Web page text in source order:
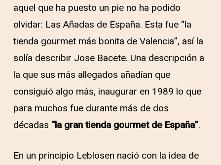
aquel que ha puesto un pie no ha podido
olvidar: Las Añadas de España. Esta fue “la
tienda gourmet más bonita de Valencia”, así la
solía describir Jose Bacete. Una descripción a
la que sus más allegados añadían que
consiguió algo más, inaugurar en 1989 lo que
para muchos fue durante más de dos
décadas “la gran tienda gourmet de España”.
En un principio Leblosen nació con la idea de